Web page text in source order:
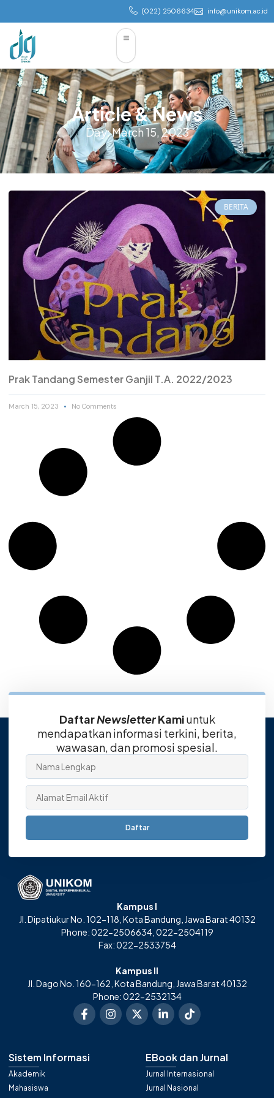
(022) 2506634 info@unikom.ac.id
Article & News
Day: March 15, 2023
BERITA
Prak Tandang Semester Ganjil T.A. 2022/2023
March 15, 2023 No Comments
DaftarNewsletterKamiuntuk
mendapatkan informasi terkini, berita,
wawasan, dan promosi spesial.
Daftar
Kampus I
Jl. Dipatiukur No. 102-118, Kota Bandung, Jawa Barat 40132
Phone: 022-2506634, 022-2504119
Fax: 022-2533754
Kampus II
Jl. Dago No. 160-162, Kota Bandung, Jawa Barat 40132
Phone: 022-2532134
Sistem Informasi
Akademik
Mahasiswa
EBook dan Jurnal
Jurnal Internasional
Jurnal Nasional